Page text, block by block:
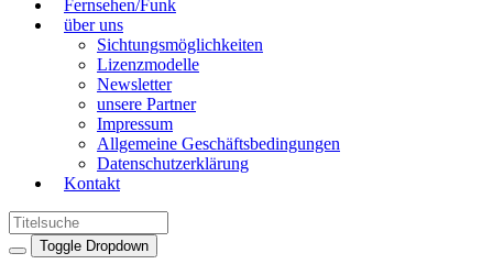
Fernsehen/Funk
über uns
Sichtungsmöglichkeiten
Lizenzmodelle
Newsletter
unsere Partner
Impressum
Allgemeine Geschäftsbedingungen
Datenschutzerklärung
Kontakt
Toggle Dropdown